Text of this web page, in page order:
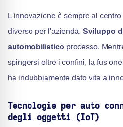
L'innovazione è sempre al
diverso per l'azienda. Sviluppo
automobilistico processo.
spingersi oltre i confini, la
ha indubbiamente dato vita a
Tecnologie per auto
degli oggetti (IoT)